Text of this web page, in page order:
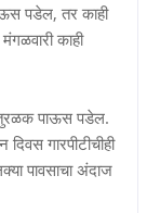
पडेल, तर काही
काही
तुरळक पाऊस पडेल.
गारपीटीचीही
पावसाचा अंदाज